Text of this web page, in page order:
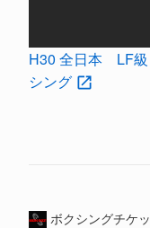
H30 全日本 LF
シング
ボクシングチケ